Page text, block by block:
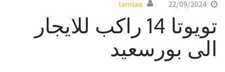
22/09/2024
lamiaa
تويوتا 14 راكب للايجار
الى بورسعيد